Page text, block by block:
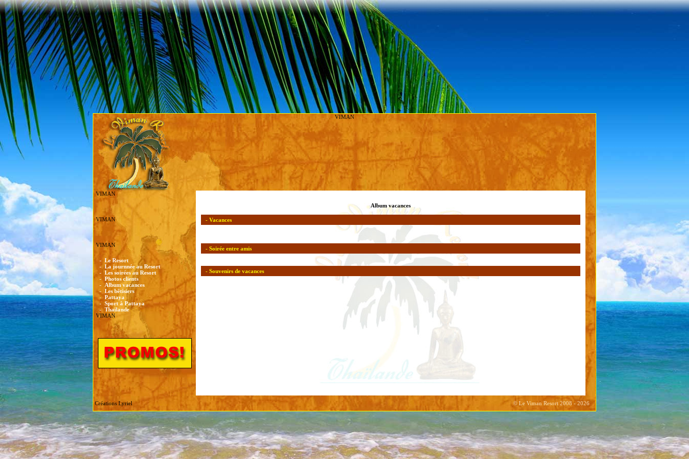
VIMAN
VIMAN
VIMAN
VIMAN
- Le Resort
- La journnée au Resort
- Les soirées au Resort
- Photos clients
- Album vacances
- Les bêtisiers
- Pattaya
- Sport à Pattaya
-Thailande
VIMAN
Album vacances
- Vacances
- Soirée entre amis
- Souvenirs de vacances
Créations Lyriel © Le Viman Resort 2008 - 2026